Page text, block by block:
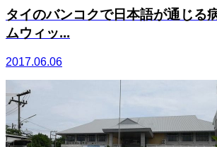
タイのバンコクで日本語が通じ
ムウィッ...
2017.06.06